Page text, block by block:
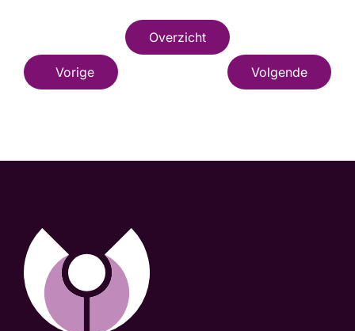
Overzicht
Vorige Volgende